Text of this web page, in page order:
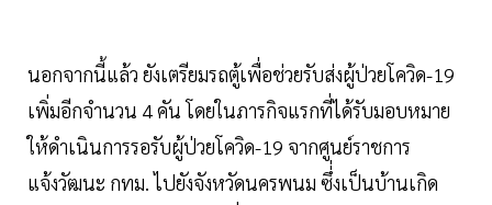
นอกจากนี้แล้ว ยังเตรียมรถตู้เพื่อช่วยรับส่งผู้ป่วยโควิด-19
เพิ่มอีกจำนวน 4 คัน โดยในภารกิจแรกที่ได้รับมอบหมาย
ให้ดำเนินการรอรับผู้ป่วยโควิด-19 จากศูนย์ราชการ
แจ้งวัฒนะ กทม. ไปยังจังหวัดนครพนม ซึ่่งเป็นบ้านเกิด